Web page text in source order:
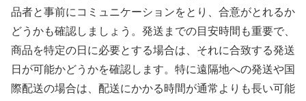
品者と事前にコミュニケーションをとり、合意がとれるか
どうかも確認しましょう。発送までの目安時間も重要で、
商品を特定の日に必要とする場合は、それに合致する発送
日が可能かどうかを確認します。特に遠隔地への発送や国
際配送の場合は、配送にかかる時間が通常よりも長い可能